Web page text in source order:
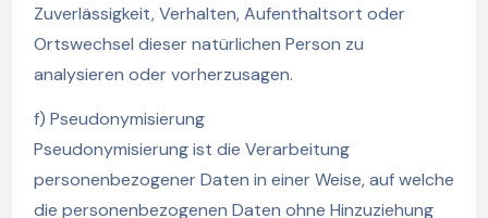
Zuverlässigkeit, Verhalten, Aufenthaltsort oder
Ortswechsel dieser natürlichen Person zu
analysieren oder vorherzusagen.
f) Pseudonymisierung
Pseudonymisierung ist die Verarbeitung
personenbezogener Daten in einer Weise, auf welche
die personenbezogenen Daten ohne Hinzuziehung